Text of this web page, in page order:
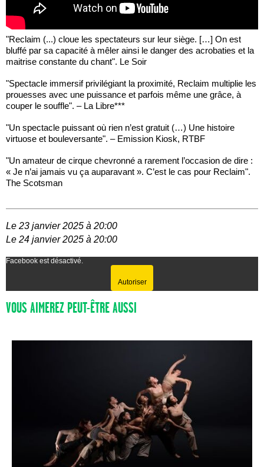
"Reclaim (...) cloue les spectateurs sur leur siège. […] On est
bluffé par sa capacité à mêler ainsi le danger des acrobaties et la
maitrise constante du chant". Le Soir
"Spectacle immersif privilégiant la proximité, Reclaim multiplie les
prouesses avec une puissance et parfois même une grâce, à
couper le souffle". – La Libre***
"Un spectacle puissant où rien n’est gratuit (…) Une histoire
virtuose et bouleversante". – Emission Kiosk, RTBF
"Un amateur de cirque chevronné a rarement l’occasion de dire :
« Je n’ai jamais vu ça auparavant ». C’est le cas pour Reclaim".
The Scotsman
Le 23 janvier 2025 à 20:00
Le 24 janvier 2025 à 20:00
Facebook est désactivé.
Autoriser
VOUS AIMEREZ PEUT-ÊTRE AUSSI